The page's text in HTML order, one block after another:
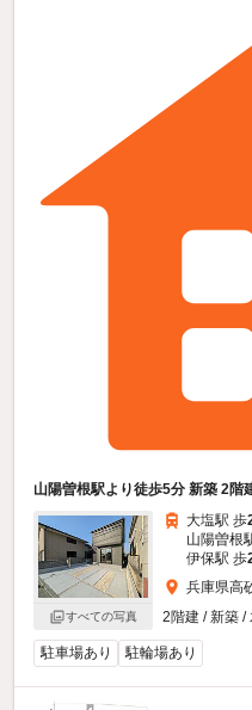
山陽曽根駅より徒歩5分 新築 2階
すべての写真
大塩駅 歩
山陽曽根
伊保駅 歩
兵庫県高
2階建 / 新築 /
駐車場あり 駐輪場あり